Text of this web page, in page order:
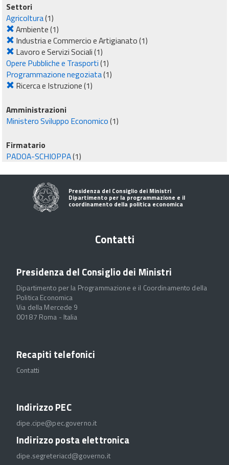
Settori
Agricoltura(1)
Ambiente(1)
Industria e Commercio e Artigianato(1)
Lavoro e Servizi Sociali(1)
Opere Pubbliche e Trasporti(1)
Programmazione negoziata(1)
Ricerca e Istruzione(1)
Amministrazioni
Ministero Sviluppo Economico(1)
Firmatario
PADOA-SCHIOPPA(1)
Presidenza del Consiglio dei Ministri
Dipartimento per la programmazione e il
coordinamento della politica economica
Contatti
Presidenza del Consiglio dei Ministri
Dipartimento per la Programmazione e il Coordinamento della
Politica Economica
Via della Mercede 9
00187 Roma - Italia
Recapiti telefonici
Contatti
Indirizzo PEC
dipe.cipe@pec.governo.it
Indirizzo posta elettronica
dipe.segreteriacd@governo.it